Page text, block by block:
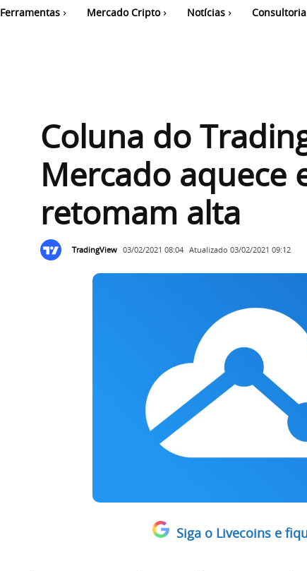
Ferramentas Mercado Cripto Notícias Consultoria
Coluna do
Mercado aquece
retomam alta
TradingView 03/02/2021 08:04 Atualizado 03/02/2021 09:12
Siga o Livecoins e